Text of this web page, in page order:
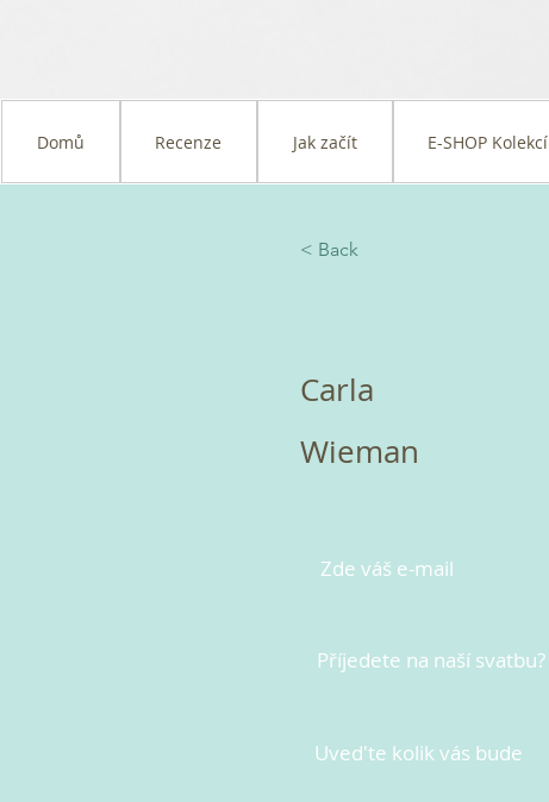
Domů Recenze Jak začít E-SHOP Kolekcí
< Back
Carla
Wieman
Zde váš e-mail
Příjedete na naší svatbu?
Uved'te kolik vás bude